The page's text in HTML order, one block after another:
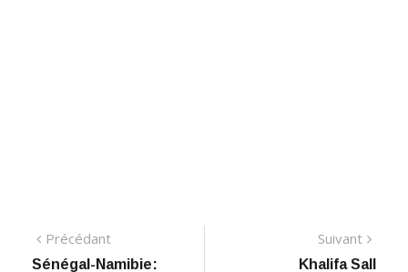
Navigation
PrécédantPrécédant:
Sénégal-Namibie:
Suivant
Khalifa Sall